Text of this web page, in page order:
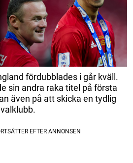
fördubblades i går kväll.
sin andra raka titel på första
även på att skicka en tydlig